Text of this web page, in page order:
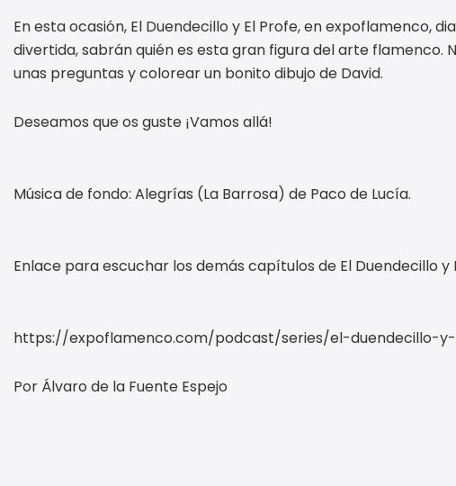
En esta ocasión, El Duendecillo y El Profe, en expoflamenco,
divertida, sabrán quién es esta gran figura del arte
unas preguntas y colorear un bonito dibujo de David.
Deseamos que os guste ¡Vamos allá!
Música de fondo: Alegrías (La Barrosa) de Paco de Lucía.
Enlace para escuchar los demás capítulos de El Duendecillo y
https://expoflamenco.com/podcast/series/el-duendecillo-
Por Álvaro de la Fuente Espejo